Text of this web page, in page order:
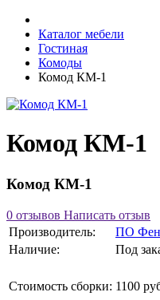
Каталог мебели
Гостиная
Комоды
Комод КМ-1
Комод КМ-1
Комод КМ-1
0 отзывов Написать отзыв
Производитель:
ПО
Наличие:
Под
Стоимость сборки: 1100